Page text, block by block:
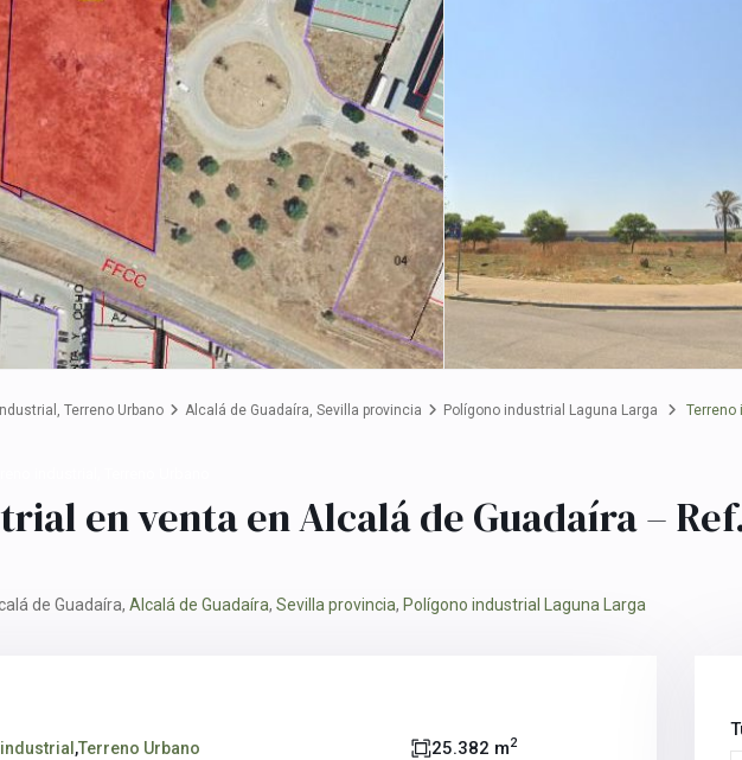
, Terreno Urbano Alcalá de Guadaíra, Sevilla provincia Polígono industrial Laguna Larga Terreno
en venta en Alcalá de Guadaíra –
de Guadaíra, Alcalá de Guadaíra, Sevilla provincia, Polígono industrial Laguna Larga
,Terreno Urbano
25.382 m2